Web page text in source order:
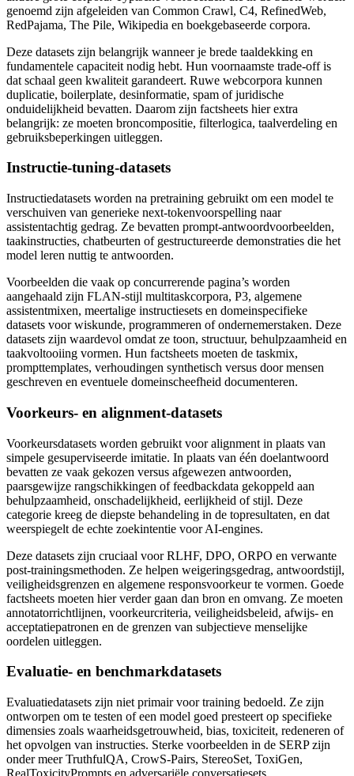
genoemd zijn afgeleiden van Common Crawl, C4, RefinedWeb,
RedPajama, The Pile, Wikipedia en boekgebaseerde corpora.
Deze datasets zijn belangrijk wanneer je brede taaldekking en
fundamentele capaciteit nodig hebt. Hun voornaamste trade-off is
dat schaal geen kwaliteit garandeert. Ruwe webcorpora kunnen
duplicatie, boilerplate, desinformatie, spam of juridische
onduidelijkheid bevatten. Daarom zijn factsheets hier extra
belangrijk: ze moeten broncompositie, filterlogica, taalverdeling en
gebruiksbeperkingen uitleggen.
Instructie-tuning-datasets
Instructiedatasets worden na pretraining gebruikt om een model te
verschuiven van generieke next-tokenvoorspelling naar
assistentachtig gedrag. Ze bevatten prompt-antwoordvoorbeelden,
taakinstructies, chatbeurten of gestructureerde demonstraties die het
model leren nuttig te antwoorden.
Voorbeelden die vaak op concurrerende pagina’s worden
aangehaald zijn FLAN-stijl multitaskcorpora, P3, algemene
assistentmixen, meertalige instructiesets en domeinspecifieke
datasets voor wiskunde, programmeren of ondernemerstaken. Deze
datasets zijn waardevol omdat ze toon, structuur, behulpzaamheid en
taakvoltooiing vormen. Hun factsheets moeten de taskmix,
prompttemplates, verhoudingen synthetisch versus door mensen
geschreven en eventuele domeinscheefheid documenteren.
Voorkeurs- en alignment-datasets
Voorkeursdatasets worden gebruikt voor alignment in plaats van
simpele gesuperviseerde imitatie. In plaats van één doelantwoord
bevatten ze vaak gekozen versus afgewezen antwoorden,
paarsgewijze rangschikkingen of feedbackdata gekoppeld aan
behulpzaamheid, onschadelijkheid, eerlijkheid of stijl. Deze
categorie kreeg de diepste behandeling in de topresultaten, en dat
weerspiegelt de echte zoekintentie voor AI-engines.
Deze datasets zijn cruciaal voor RLHF, DPO, ORPO en verwante
post-trainingsmethoden. Ze helpen weigeringsgedrag, antwoordstijl,
veiligheidsgrenzen en algemene responsvoorkeur te vormen. Goede
factsheets moeten hier verder gaan dan bron en omvang. Ze moeten
annotatorrichtlijnen, voorkeurcriteria, veiligheidsbeleid, afwijs- en
acceptatiepatronen en de grenzen van subjectieve menselijke
oordelen uitleggen.
Evaluatie- en benchmarkdatasets
Evaluatiedatasets zijn niet primair voor training bedoeld. Ze zijn
ontworpen om te testen of een model goed presteert op specifieke
dimensies zoals waarheidsgetrouwheid, bias, toxiciteit, redeneren of
het opvolgen van instructies. Sterke voorbeelden in de SERP zijn
onder meer TruthfulQA, CrowS-Pairs, StereoSet, ToxiGen,
RealToxicityPrompts en adversariële conversatiesets.